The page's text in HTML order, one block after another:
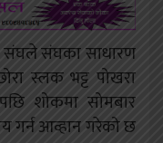
संघले संघका साधारण
स्लक भट्ट पोखरा
शोकमा सोमबार
गर्न आव्हान गरेको छ